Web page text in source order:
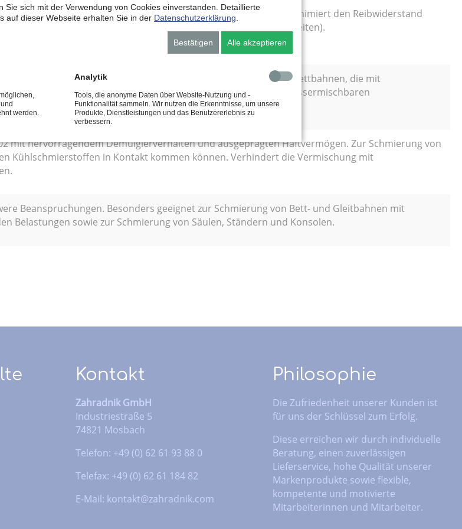
Typ CGLP gem. DIN 51 502 mit ausgeprägtem Haftvermögen. Minimiert den Reibwiderstand
und verhindert zuverlässig die Stick-Slip-Bewegungen (Ruckgleiten).
mit hervorragendem Demulgierverhalten. Zur Schmierung von Bettbahnen, die mit
in Kontakt kommen können. Verhindert die Vermischung mit wassermischbaren
mit hervorragendem Demulgierverhalten und ausgeprägten Haftvermögen. Zur Schmierung von
Kühlschmierstoffen in Kontakt kommen können. Verhindert die Vermischung mit
Beanspruchungen. Besonders geeignet zur Schmierung von Bett- und Gleitbahnen mit
Belastungen sowie zur Schmierung von Säulen, Ständern und Konsolen.
Kontakt
Zahradnik GmbH
Industriestraße 5
74821 Mosbach
Telefon: +49 (0) 62 61 93 88 0
Telefax: +49 (0) 62 61 184 82
E-Mail: kontakt@zahradnik.com
Philosophie
Die Zufriedenheit unserer Kunden ist
für uns der Schlüssel zum Erfolg.
Diese erreichen wir durch individuelle
Beratung, einen zuverlässigen
Lieferservice, hohe Qualität unserer
Markenprodukte sowie flexible,
kompetente und motivierte
Mitarbeiterinnen und Mitarbeiter.
Sie sich mit der Verwendung von Cookies einverstanden. Detaillierte
auf dieser Webseite erhalten Sie in der Datenschutzerklärung
Bestätigen Alle akzeptieren
werden.
Analytik
Tools, die anonyme Daten über Website-Nutzung und -
Funktionalität sammeln. Wir nutzen die Erkenntnisse, um unsere
Produkte, Dienstleistungen und das Benutzererlebnis zu
verbessern.